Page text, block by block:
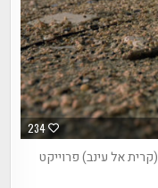
234
מצודה בערפל , משטרת אבו גוש – 2022 (קרית אל עינב) פרוייקט